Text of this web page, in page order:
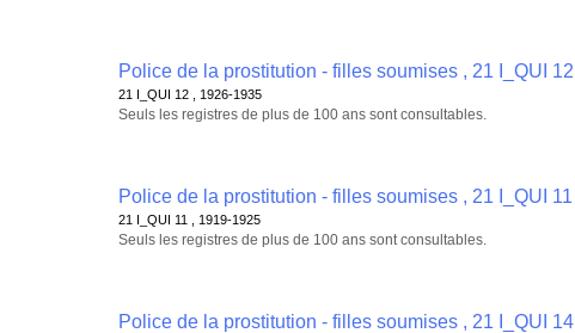
Police de la prostitution - filles soumises , 21 I_QUI 12
21 I_QUI 12 , 1926-1935
Seuls les registres de plus de 100 ans sont consultables.
Police de la prostitution - filles soumises , 21 I_QUI 11
21 I_QUI 11 , 1919-1925
Seuls les registres de plus de 100 ans sont consultables.
Police de la prostitution - filles soumises , 21 I_QUI 14